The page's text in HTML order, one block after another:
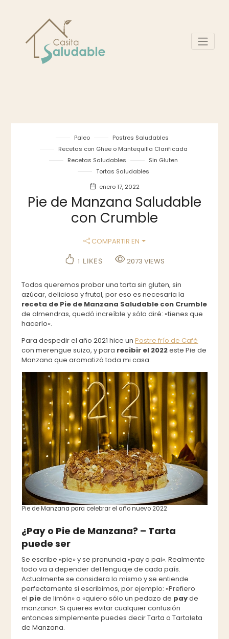
Paleo
Postres Saludables
Recetas con Ghee o Mantequilla Clarificada
Recetas Saludables
Sin Gluten
Tortas Saludables
enero 17, 2022
Pie de Manzana Saludable
con Crumble
COMPARTIR EN
1 LIKES 2073 VIEWS
Todos queremos probar una tarta sin gluten, sin
azúcar, deliciosa y frutal, por eso es necesaria la
receta de Pie de Manzana Saludable con Crumble
de almendras, quedó increíble y sólo diré: «tienes que
hacerlo».
Para despedir el año 2021 hice unPostre frío de Café
con merengue suizo, y para recibir el 2022este Pie de
Manzana que aromatizó toda mi casa.
Pie de Manzana para celebrar el año nuevo 2022
¿Pay o Pie de Manzana? – Tarta
puede ser
Se escribe «pie» y se pronuncia «pay o pai». Realmente
todo va a depender del lenguaje de cada país.
Actualmente se considera lo mismo y se entiende
perfectamente si escribimos, por ejemplo: «Prefiero
el piede limón» o «quiero sólo un pedazo de payde
manzana». Si quieres evitar cualquier confusión
entonces simplemente puedes decir Tarta o Tartaleta
de Manzana.